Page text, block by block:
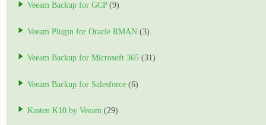
Veeam Backup for GCP(9)
Veeam Plugin for Oracle RMAN (3)
Veeam Backup for Microsoft 365 (31)
Veeam Backup for Salesforce (6)
Kasten K10 by Veeam (29)